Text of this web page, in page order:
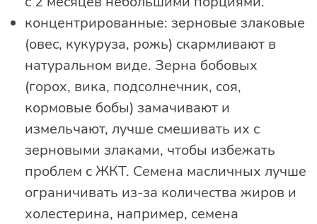
концентрированные: зерновые злаковые
(овес, кукуруза, рожь) скармливают в
натуральном виде. Зерна бобовых
(горох, вика, подсолнечник, соя,
кормовые бобы) замачивают и
измельчают, лучше смешивать их с
зерновыми злаками, чтобы избежать
проблем с ЖКТ. Семена масличных лучше
ограничивать из-за количества жиров и
холестерина, например, семена